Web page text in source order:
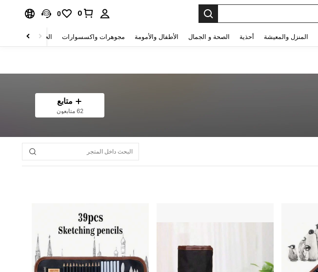
0
0
المنزل والمعيشة أحذية الصحة و الجمال الأطفال والأمومة مجوهرات واكسسوارات الحقائب والأمتعة
متابع
62 متابعون